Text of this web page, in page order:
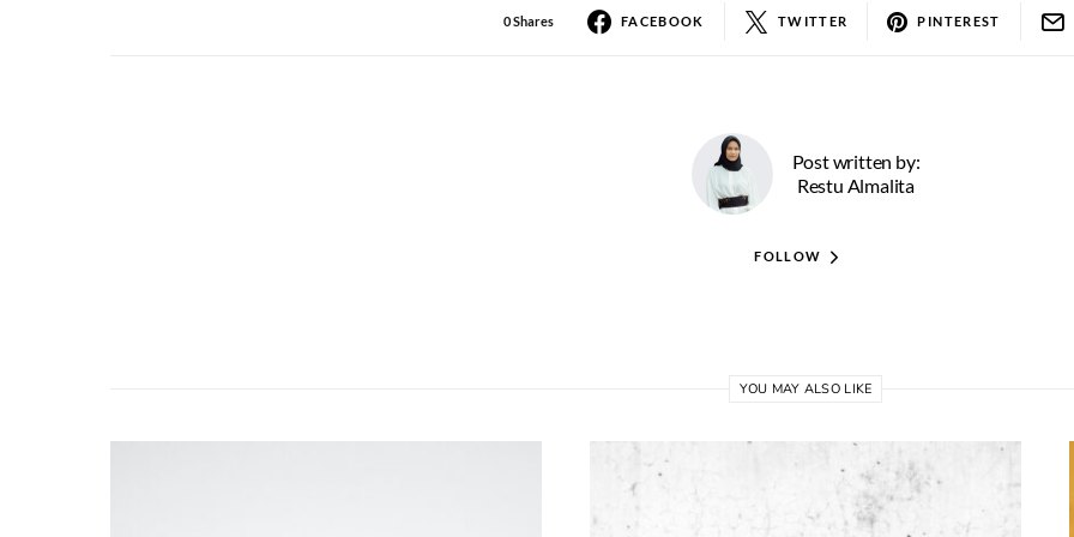
0 Shares FACEBOOK TWITTER PINTEREST
Post written by:
Restu Almalita
FOLLOW
YOU MAY ALSO LIKE